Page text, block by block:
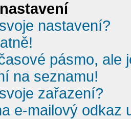
nastavení?
pásmo, ale
na seznamu!
zařazení?
e-mailový odkaz